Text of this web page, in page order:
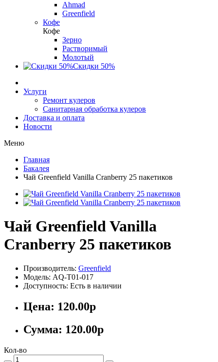
Ahmad
Greenfield
Кофе
Кофе
Зерно
Растворимый
Молотый
Скидки 50%
Услуги
Ремонт кулеров
Санитарная обработка кулеров
Доставка и оплата
Новости
Меню
Главная
Бакалея
Чай Greenfield Vanilla Cranberry 25 пакетиков
Чай Greenfield Vanilla
Cranberry 25 пакетиков
Производитель: Greenfield
Модель: AQ-T01-017
Доступность: Есть в наличии
Цена: 120.00р
Сумма: 120.00р
Кол-во